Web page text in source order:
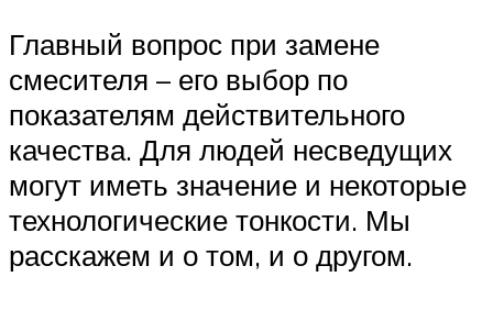
Главный вопрос при замене
смесителя – его выбор по
показателям действительного
качества. Для людей несведущих
могут иметь значение и некоторые
технологические тонкости. Мы
расскажем и о том, и о другом.